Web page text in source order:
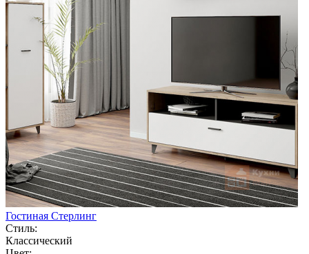
Гостиная Стерлинг
Стиль:
Классический